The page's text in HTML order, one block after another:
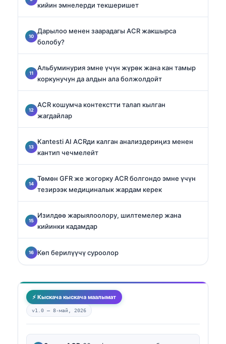
кийин эмнелерди текшеришет
Дарылоо менен заарадагы ACR жакшырса
болобу?
Альбуминурия эмне үчүн жүрөк жана кан тамыр
коркунучун да алдын ала болжолдойт
ACR кошумча контекстти талап кылган
жагдайлар
Kantesti AI ACRди калган анализдериңиз менен
кантип чечмелейт
Төмөн GFR же жогорку ACR болгондо эмне үчүн
тезирээк медициналык жардам керек
Изилдөө жарыялоолору, шилтемелер жана
кийинки кадамдар
Көп берилүүчү суроолор
⚡ Кыскача кыскача маалымат
v1.0 — 8-май, 2026